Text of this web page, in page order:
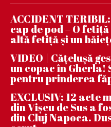
ACCIDENT
cap de pod – O
altă fetiță și un
VIDEO | Căţeluşă
un copac în Gherla!
pentru prinderea
EXCLUSIV: 12 acte
din Vișeu de Sus a
din Cluj Napoca.